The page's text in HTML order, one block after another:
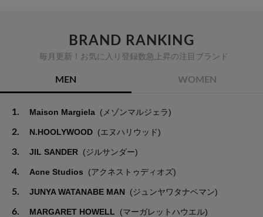
BRAND RANKING
毎月更新！お気に入り登録数急上昇の注目ブランド
MEN WOMEN
1. Maison Margiela (メゾンマルジェラ)
2. N.HOOLYWOOD (エヌハリウッド)
3. JIL SANDER (ジルサンダー)
4. Acne Studios (アクネストゥディオズ)
5. JUNYA WATANABE MAN (ジュンヤワタナベマン)
6. MARGARET HOWELL (マーガレットハウエル)